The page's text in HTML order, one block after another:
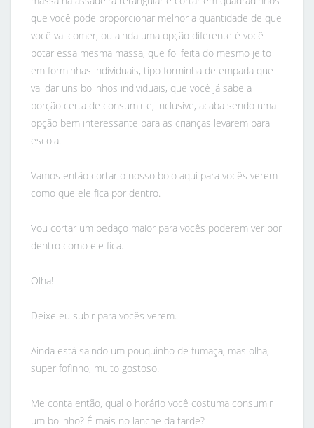
que você pode proporcionar melhor a quantidade de que
você vai comer, ou ainda uma opção diferente é você
botar essa mesma massa, que foi feita do mesmo jeito
em forminhas individuais, tipo forminha de empada que
vai dar uns bolinhos individuais, que você já sabe a
porção certa de consumir e, inclusive, acaba sendo uma
opção bem interessante para as crianças levarem para
escola.
Vamos então cortar o nosso bolo aqui para vocês verem
como que ele fica por dentro.
Vou cortar um pedaço maior para vocês poderem ver por
dentro como ele fica.
Olha!
Deixe eu subir para vocês verem.
Ainda está saindo um pouquinho de fumaça, mas olha,
super fofinho, muito gostoso.
Me conta então, qual o horário você costuma consumir
um bolinho? É mais no lanche da tarde?